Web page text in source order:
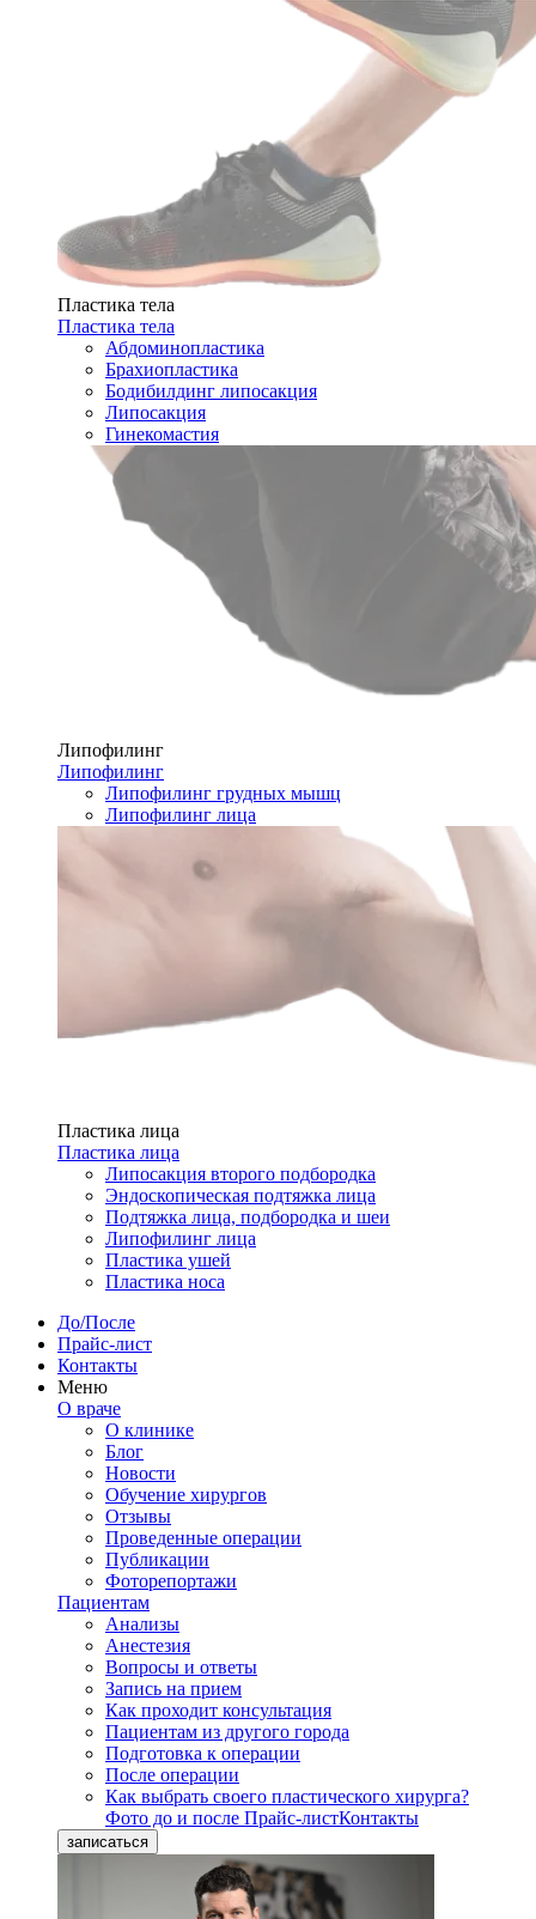
Пластика тела
Пластика тела
Абдоминопластика
Брахиопластика
Бодибилдинг липосакция
Липосакция
Гинекомастия
Липофилинг
Липофилинг
Липофилинг грудных мышц
Липофилинг лица
Пластика лица
Пластика лица
Липосакция второго подбородка
Эндоскопическая подтяжка лица
Подтяжка лица, подбородка и шеи
Липофилинг лица
Пластика ушей
Пластика носа
До/После
Прайс-лист
Контакты
Меню
О враче
О клинике
Блог
Новости
Обучение хирургов
Отзывы
Проведенные операции
Публикации
Фоторепортажи
Пациентам
Анализы
Анестезия
Вопросы и ответы
Запись на прием
Как проходит консультация
Пациентам из другого города
Подготовка к операции
После операции
Как выбрать своего пластического хирурга?
Фото до и после Прайс-листКонтакты
записаться